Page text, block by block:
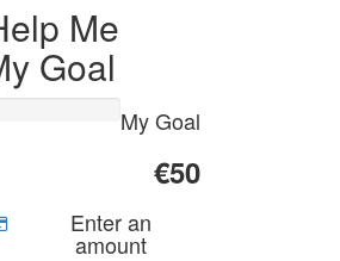
Me
Goal
My Goal
€50
Enter an
amount